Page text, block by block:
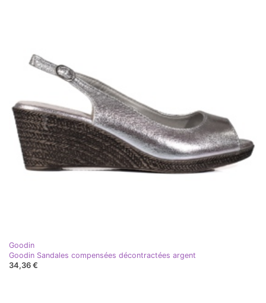
Goodin
Goodin Sandales compensées décontractées argent
34,36 €